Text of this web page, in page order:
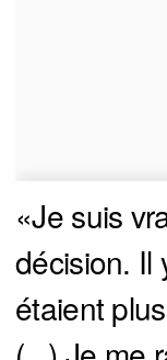
«Je suis
décision. Il
étaient